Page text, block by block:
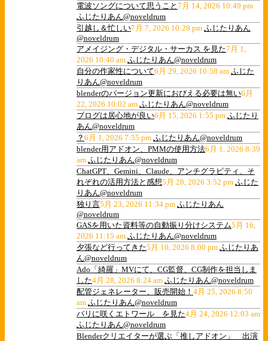
電波ソングについて思うこと 7月 14, 2026 10:49 pm
ふじたりあん@noveldrum
引越し＆忙しい7月 7, 2026 10:28 pm ふじたりあん
@noveldrum
アメイジング・デジタル・サーカス を見た7月 1,
2026 10:40 am ふじたりあん@noveldrum
自分の作家性について6月 29, 2026 10:58 am ふじた
りあん@noveldrum
blenderのバージョン更新におびえる必要は無い6月
22, 2026 10:02 am ふじたりあん@noveldrum
ブログは居心地が良い6月 15, 2026 1:55 pm ふじたり
あん@noveldrum
？ 6月 1, 2026 7:55 pm ふじたりあん@noveldrum
blender用アドオン、PMMの使用方法6月 1, 2026 8:39
am ふじたりあん@noveldrum
ChatGPT、Gemini、Claude、アンチグラビティ、そ
れぞれの活用方法と感想5月 28, 2026 3:52 pm ふじた
りあん@noveldrum
独り言5月 23, 2026 11:34 pm ふじたりあん
@noveldrum
GASを用いた資料等の自動振り分けシステム5月 16,
2026 11:15 am ふじたりあん@noveldrum
夕張など行ってきた5月 10, 2026 8:00 pm ふじたりあ
ん@noveldrum
Ado「綺羅」MVにて、CG監督、CG制作を担当しま
した4月 28, 2026 8:24 am ふじたりあん@noveldrum
配管ジェネレーター、販売開始！ 4月 25, 2026 8:50
am ふじたりあん@noveldrum
パリに咲くエトワール を見た4月 24, 2026 12:03 am
ふじたりあん@noveldrum
Blenderクリエイターが選ぶ「推しアドオン」 出演